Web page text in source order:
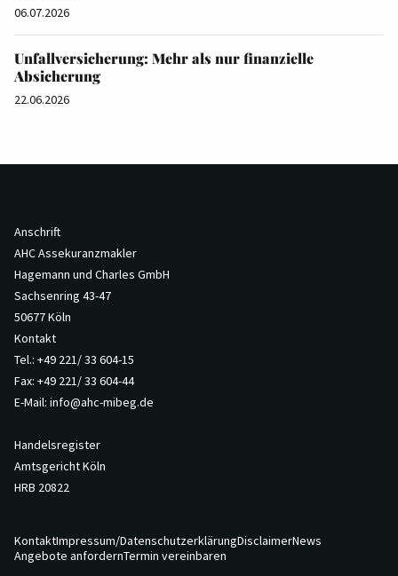
06.07.2026
Unfallversicherung: Mehr als nur finanzielle
Absicherung
22.06.2026
Anschrift
AHC Assekuranzmakler
Hagemann und Charles GmbH
Sachsenring 43-47
50677 Köln
Kontakt
Tel.: +49 221/ 33 604-15
Fax: +49 221/ 33 604-44
E-Mail: info@ahc-mibeg.de
Handelsregister
Amtsgericht Köln
HRB 20822
KontaktImpressum/DatenschutzerklärungDisclaimerNews
Angebote anfordernTermin vereinbaren